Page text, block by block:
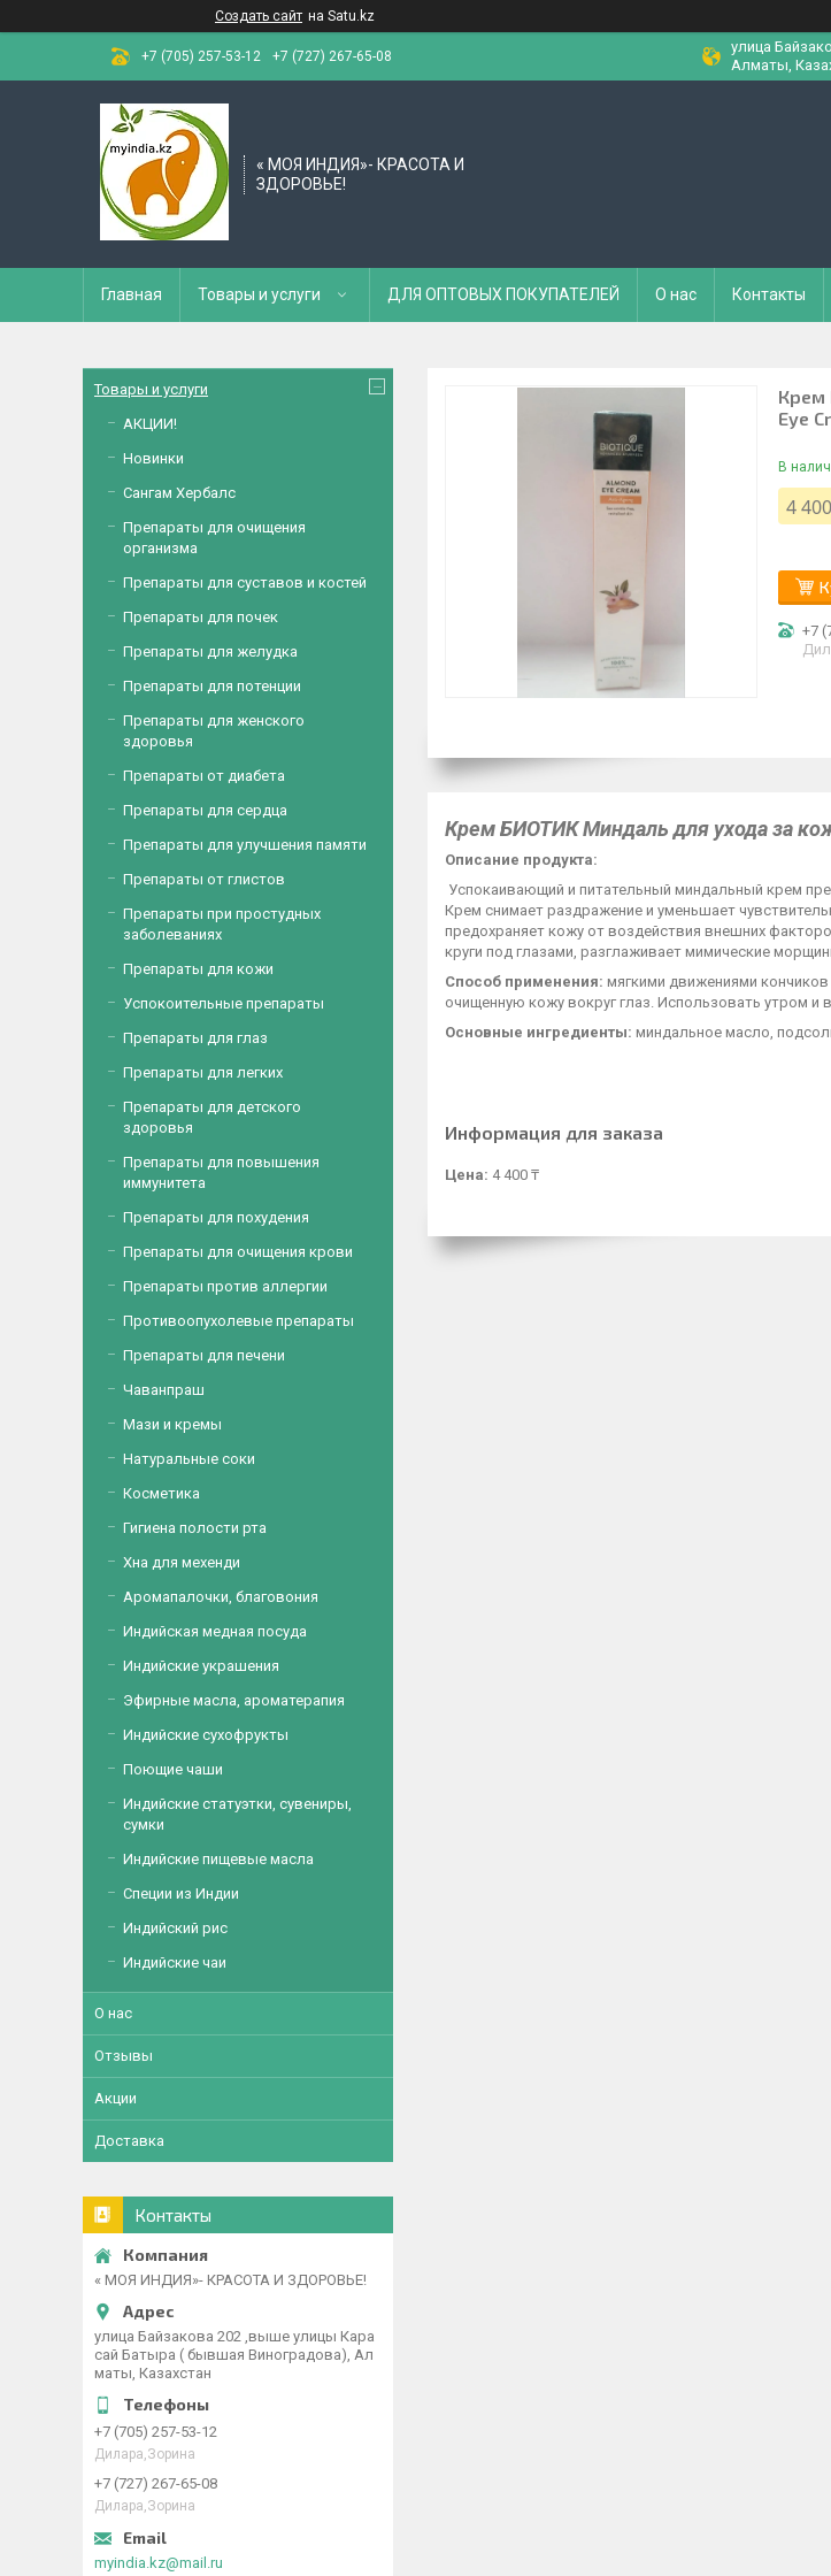
Создать сайт на Satu.kz
+7 (705) 257-53-12 +7 (727) 267-65-08
улица
Алматы,
« МОЯ ИНДИЯ»- КРАСОТА И
ЗДОРОВЬЕ!
Главная Товары и услуги ДЛЯ ОПТОВЫХ ПОКУПАТЕЛЕЙ О нас Контакты
Крем
Eye
В
4
+7
Крем БИОТИК Миндаль для ухода за
Описание продукта:
Успокаивающий и питательный миндальный крем
Крем снимает раздражение и уменьшает
предохраняет кожу от воздействия внешних
круги под глазами, разглаживает мимические
Способ применения: мягкими движениями
очищенную кожу вокруг глаз. Использовать утром и
Основные ингредиенты: миндальное масло,
Информация для заказа
Цена: 4 400 ₸
Товары и услуги
АКЦИИ!
Новинки
Сангам Хербалс
Препараты для очищения
организма
Препараты для суставов и костей
Препараты для почек
Препараты для желудка
Препараты для потенции
Препараты для женского
здоровья
Препараты от диабета
Препараты для сердца
Препараты для улучшения памяти
Препараты от глистов
Препараты при простудных
заболеваниях
Препараты для кожи
Успокоительные препараты
Препараты для глаз
Препараты для легких
Препараты для детского
здоровья
Препараты для повышения
иммунитета
Препараты для похудения
Препараты для очищения крови
Препараты против аллергии
Противоопухолевые препараты
Препараты для печени
Чаванпраш
Мази и кремы
Натуральные соки
Косметика
Гигиена полости рта
Хна для мехенди
Аромапалочки, благовония
Индийская медная посуда
Индийские украшения
Эфирные масла, ароматерапия
Индийские сухофрукты
Поющие чаши
Индийские статуэтки, сувениры,
сумки
Индийские пищевые масла
Специи из Индии
Индийский рис
Индийские чаи
О нас
Отзывы
Акции
Доставка
Контакты
« МОЯ ИНДИЯ»- КРАСОТА И ЗДОРОВЬЕ!
улица Байзакова 202 ,выше улицы Кара
сай Батыра ( бывшая Виноградова), Ал
маты, Казахстан
+7 (705) 257-53-12
Дилара,Зорина
+7 (727) 267-65-08
Дилара,Зорина
myindia.kz@mail.ru